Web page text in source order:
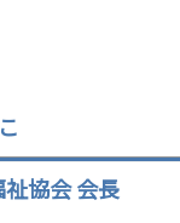
協会 会長